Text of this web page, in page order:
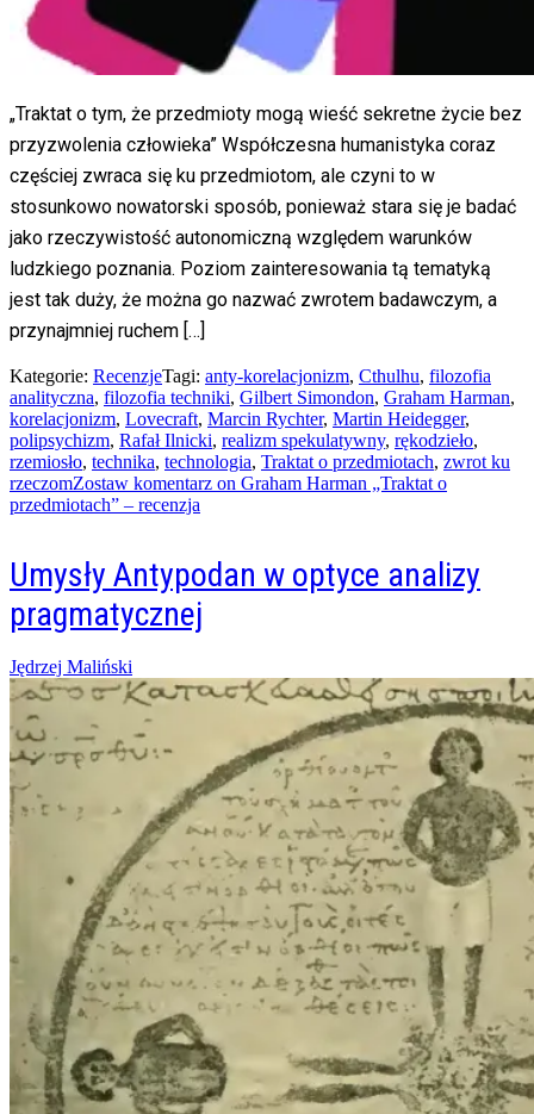
„Traktat o tym, że przedmioty mogą wieść sekretne życie bez
przyzwolenia człowieka” Współczesna humanistyka coraz
częściej zwraca się ku przedmiotom, ale czyni to w
stosunkowo nowatorski sposób, ponieważ stara się je badać
jako rzeczywistość autonomiczną względem warunków
ludzkiego poznania. Poziom zainteresowania tą tematyką
jest tak duży, że można go nazwać zwrotem badawczym, a
przynajmniej ruchem […]
Kategorie: RecenzjeTagi: anty-korelacjonizm, Cthulhu, filozofia
analityczna, filozofia techniki, Gilbert Simondon, Graham Harman,
korelacjonizm, Lovecraft, Marcin Rychter, Martin Heidegger,
polipsychizm, Rafał Ilnicki, realizm spekulatywny, rękodzieło,
rzemiosło, technika, technologia, Traktat o przedmiotach, zwrot ku
rzeczomZostaw komentarz on Graham Harman „Traktat o
przedmiotach” – recenzja
Umysły Antypodan w optyce analizy
pragmatycznej
Posted
on
06/06/2015
26/11/2021
Jędrzej Maliński